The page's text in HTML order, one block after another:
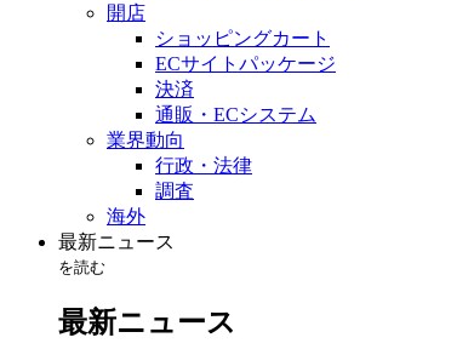
開店
ショッピングカート
ECサイトパッケージ
決済
通販・ECシステム
業界動向
行政・法律
調査
海外
最新ニュース
を読む
最新ニュース